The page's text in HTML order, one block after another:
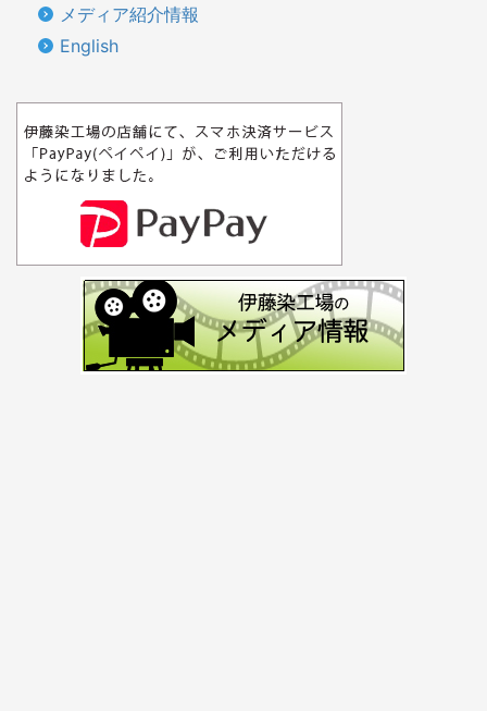
メディア紹介情報
English